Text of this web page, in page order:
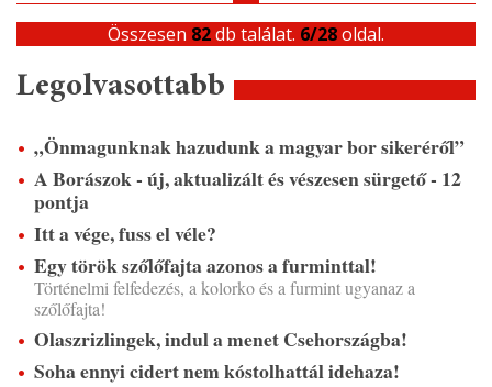
Összesen 82db találat. 6/28oldal.
Legolvasottabb
„Önmagunknak hazudunk a magyar bor sikeréről”
A Borászok - új, aktualizált és vészesen sürgető - 12
pontja
Itt a vége, fuss el véle?
Egy török szőlőfajta azonos a furminttal!
Történelmi felfedezés, a kolorko és a furmint ugyanaz a
szőlőfajta!
Olaszrizlingek, indul a menet Csehországba!
Soha ennyi cidert nem kóstolhattál idehaza!